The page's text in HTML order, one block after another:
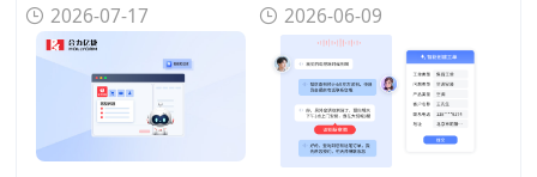
2026-07-17
2026-06-09